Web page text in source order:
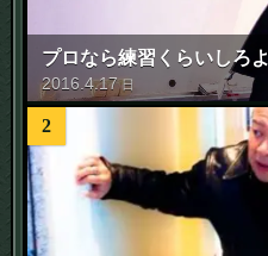
プロなら練習くらいしろよ
2016 .4.17 日
2